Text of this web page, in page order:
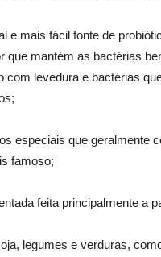
e mais fácil fonte de
que mantém as bactérias
com levedura e bactérias
especiais que geralmente
famoso;
feita principalmente a
legumes e verduras,